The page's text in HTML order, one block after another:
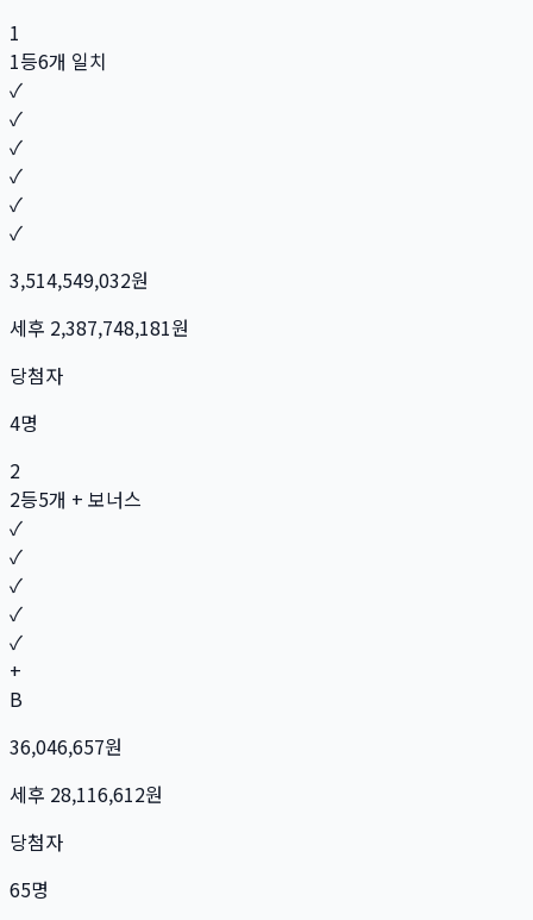
1
1등6개 일치
✓
✓
✓
✓
✓
✓
3,514,549,032원
세후 2,387,748,181원
당첨자
4명
2
2등5개 + 보너스
✓
✓
✓
✓
✓
+
B
36,046,657원
세후 28,116,612원
당첨자
65명